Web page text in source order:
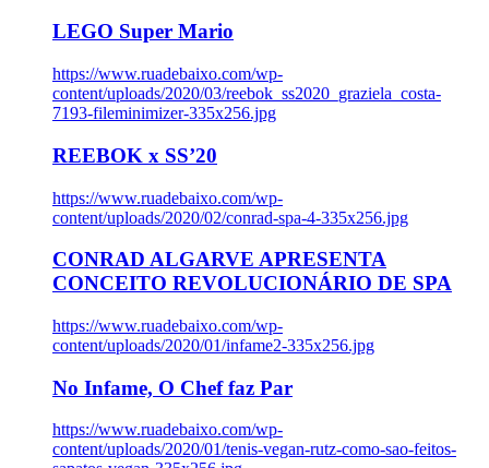
LEGO Super Mario
https://www.ruadebaixo.com/wp-
content/uploads/2020/03/reebok_ss2020_graziela_costa-
7193-fileminimizer-335x256.jpg
REEBOK x SS’20
https://www.ruadebaixo.com/wp-
content/uploads/2020/02/conrad-spa-4-335x256.jpg
CONRAD ALGARVE APRESENTA
CONCEITO REVOLUCIONÁRIO DE SPA
https://www.ruadebaixo.com/wp-
content/uploads/2020/01/infame2-335x256.jpg
No Infame, O Chef faz Par
https://www.ruadebaixo.com/wp-
content/uploads/2020/01/tenis-vegan-rutz-como-sao-feitos-